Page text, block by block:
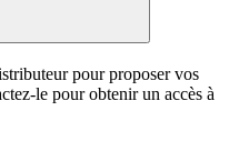
pour proposer vos
le pour obtenir un accès à